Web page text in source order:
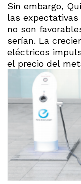
Sin embargo,
las expectativas
no son
serían. La
eléctricos
el precio del